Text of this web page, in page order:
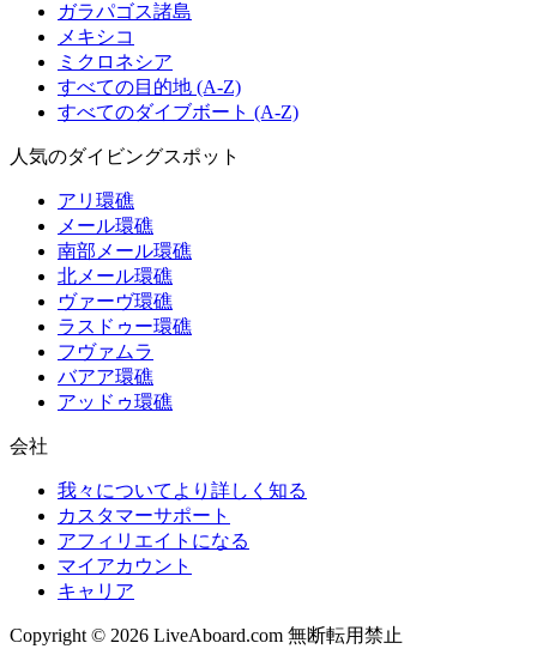
ガラパゴス諸島
メキシコ
ミクロネシア
すべての目的地 (A-Z)
すべてのダイブボート (A-Z)
人気のダイビングスポット
アリ環礁
メール環礁
南部メール環礁
北メール環礁
ヴァーヴ環礁
ラスドゥー環礁
フヴァムラ
バアア環礁
アッドゥ環礁
会社
我々についてより詳しく知る
カスタマーサポート
アフィリエイトになる
マイアカウント
キャリア
Copyright © 2026 LiveAboard.com 無断転用禁止